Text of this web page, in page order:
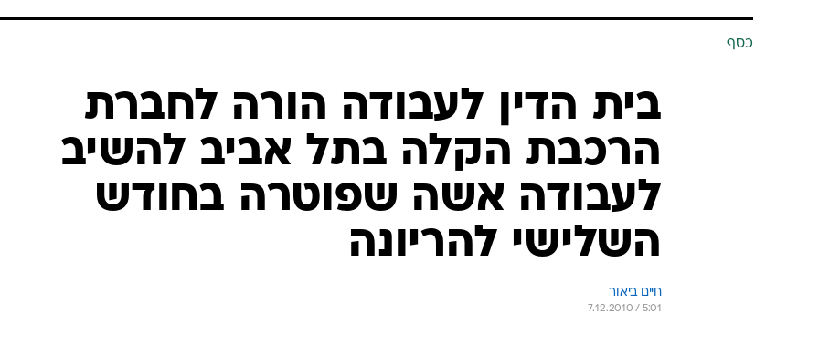
כסף
בית הדין לעבודה הורה לחברת
הרכבת הקלה בתל אביב להשיב
לעבודה אשה שפוטרה בחודש
השלישי להריונה
חיים ביאור
7.12.2010 / 5:01